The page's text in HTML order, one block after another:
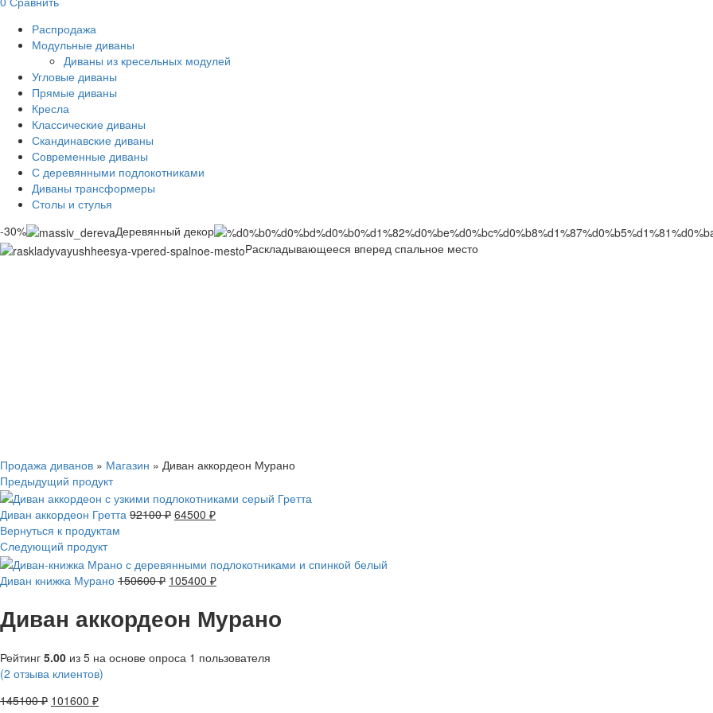
Распродажа
Модульные диваны
Диваны из кресельных модулей
Угловые диваны
Прямые диваны
Кресла
Классические диваны
Скандинавские диваны
Современные диваны
С деревянными подлокотниками
Диваны трансформеры
Столы и стулья
-30%
Деревянный декор
Раскладывающееся вперед спальное место
Продажа диванов » Магазин » Диван аккордеон Мурано
Предыдущий продукт
Диван аккордеон Гретта 92100₽ 64500 ₽
Вернуться к продуктам
Следующий продукт
Диван книжка Мурано 150600₽ 105400 ₽
Диван аккордеон Мурано
Рейтинг 5.00 из 5 на основе опроса 1 пользователя
(2 отзыва клиентов)
145100₽ 101600 ₽